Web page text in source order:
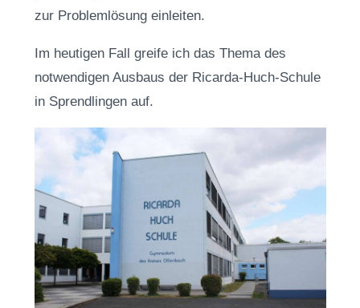
zur Problemlösung einleiten.
Im heutigen Fall greife ich das Thema des
notwendigen Ausbaus der Ricarda-Huch-Schule
in Sprendlingen auf.